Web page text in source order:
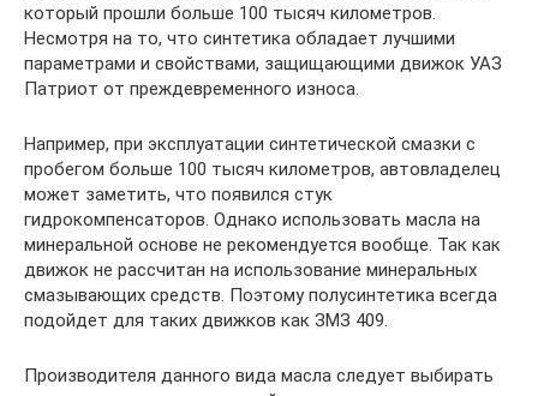
который прошли больше 100 тысяч километров.
Несмотря на то, что синтетика обладает лучшими
параметрами и свойствами, защищающими движок УАЗ
Патриот от преждевременного износа.
Например, при эксплуатации синтетической смазки с
пробегом больше 100 тысяч километров, автовладелец
может заметить, что появился стук
гидрокомпенсаторов. Однако использовать масла на
минеральной основе не рекомендуется вообще. Так как
движок не рассчитан на использование минеральных
смазывающих средств. Поэтому полусинтетика всегда
подойдет для таких движков как ЗМЗ 409.
Производителя данного вида масла следует выбирать